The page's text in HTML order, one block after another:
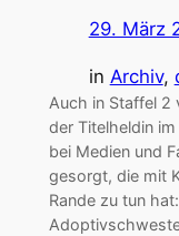
29. März
in Archiv,
Auch in Staffel 2
der Titelheldin
bei Medien und
gesorgt, die mit
Rande zu tun